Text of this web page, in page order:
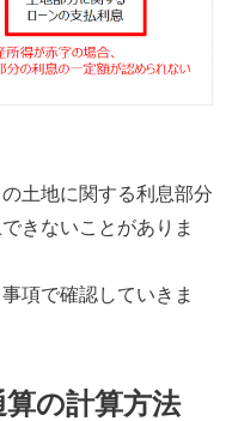
土地に関する利息部分
きないことがありま
項で確認していきま
の計算方法